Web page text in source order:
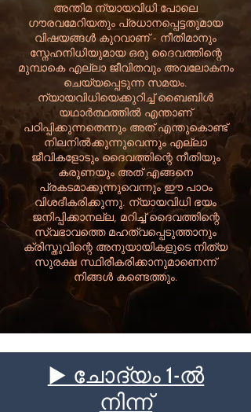
അന്തിമ ന്യായവിധി പോലെ
ഗൗരവമേറിയതും പ്രധാനപ്പെട്ടതുമായ
വിഷയങ്ങൾ കുറവാണ് - നീതിമാനും
സ്നേഹനിധിയുമായ ഒരു ദൈവത്തിന്റെ
മുമ്പാകെ എല്ലാ ജീവിതവും അവലോകനം
ചെയ്യപ്പെടുന്ന സമയം.
ന്യായവിധിയെക്കുറിച്ച് ബൈബിൾ
യഥാർത്ഥത്തിൽ എന്താണ്
പഠിപ്പിക്കുന്നതെന്നും അത് എന്തുകൊണ്ട്
നിലനിൽക്കുന്നുവെന്നും എല്ലാ
ജീവികളോടും ദൈവത്തിന്റെ നീതിയും
കരുണയും അത് എങ്ങനെ
പ്രകടമാക്കുന്നുവെന്നും ഈ പാഠം
വിശദീകരിക്കുന്നു. ന്യായവിധി ഭയം
ജനിപ്പിക്കാനല്ല, മറിച്ച് ദൈവത്തിന്റെ
സ്വഭാവത്തെ മഹത്വപ്പെടുത്താനും
ക്രിസ്തുവിന്റെ അനുയായികളുടെ നിത്യ
സുരക്ഷ സ്ഥിരീകരിക്കാനുമാണെന്ന്
നിങ്ങൾ കണ്ടെത്തും.
▶ ചോദ്യം 1-ൽ
നിന്ന്